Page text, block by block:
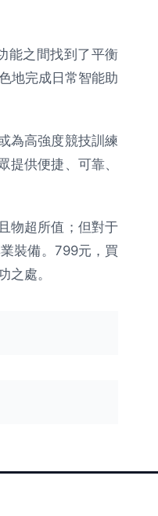
能之間找到了平衡
地完成日常智能助
為高強度競技訓練
供便捷、可靠、
物超所值；但對于
裝備。799元，買
之處。